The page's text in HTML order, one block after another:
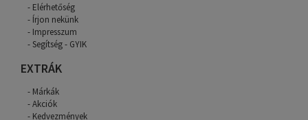
Elérhetőség
Írjon nekünk
Impresszum
Segítség - GYIK
EXTRÁK
Márkák
Akciók
Kedvezmények